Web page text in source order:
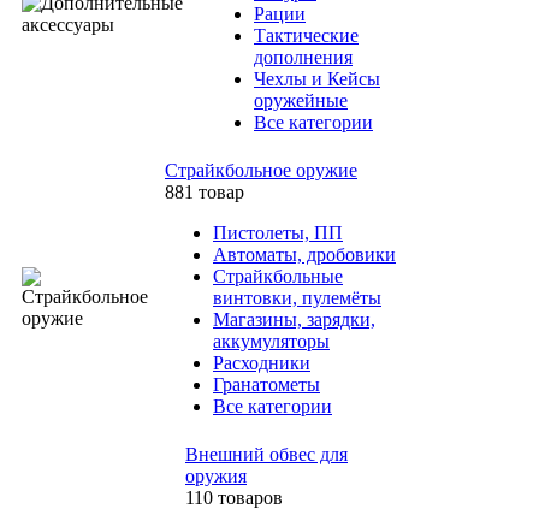
Рации
Тактические
дополнения
Чехлы и Кейсы
оружейные
Все категории
Страйкбольное оружие
881 товар
Пистолеты, ПП
Автоматы, дробовики
Страйкбольные
винтовки, пулемёты
Магазины, зарядки,
аккумуляторы
Расходники
Гранатометы
Все категории
Внешний обвес для
оружия
110 товаров